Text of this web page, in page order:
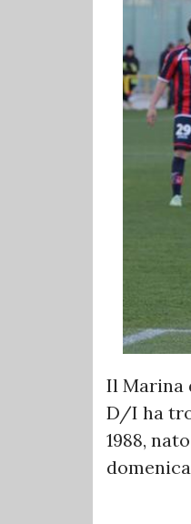
Il Marina
D/I ha
1988,